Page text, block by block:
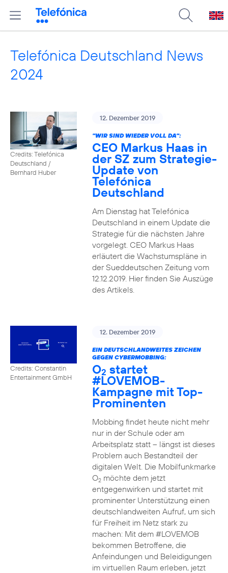
Telefónica Deutschland News
2024
Credits: Telefónica
Deutschland /
Bernhard Huber
12. Dezember 2019
"WIR SIND WIEDER VOLL DA":
CEO Markus Haas in
der SZ zum Strategie-
Update von
Telefónica
Deutschland
Am Dienstag hat Telefónica
Deutschland in einem Update die
Strategie für die nächsten Jahre
vorgelegt. CEO Markus Haas
erläutert die Wachstumspläne in
der Sueddeutschen Zeitung vom
12.12.2019. Hier finden Sie Auszüge
des Artikels.
Credits: Constantin
Entertainment GmbH
12. Dezember 2019
EIN DEUTSCHLANDWEITES ZEICHEN
GEGEN CYBERMOBBING:
O2 startet
#LOVEMOB-
Kampagne mit Top-
Prominenten
Mobbing findet heute nicht mehr
nur in der Schule oder am
Arbeitsplatz statt – längst ist dieses
Problem auch Bestandteil der
digitalen Welt. Die Mobilfunkmarke
O2möchte dem jetzt
entgegenwirken und startet mit
prominenter Unterstützung einen
deutschlandweiten Aufruf, um sich
für Freiheit im Netz stark zu
machen: Mit dem #LOVEMOB
bekommen Betroffene, die
Anfeindungen und Beleidigungen
im virtuellen Raum erleben, jetzt